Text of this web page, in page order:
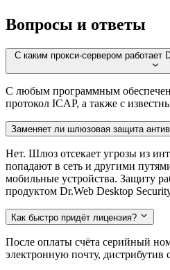
Вопросы и ответы
С каким прокси-сервером работает
С любым программным
протокол ICAP, а также с
Заменяет ли шлюзовая защита
Нет. Шлюз отсекает угрозы из
попадают в сеть и другими
мобильные устройства. Защиту
продуктом Dr.Web Desktop
Как быстро придёт лицензия?
После оплаты счёта серийный
электронную почту, дистрибутив